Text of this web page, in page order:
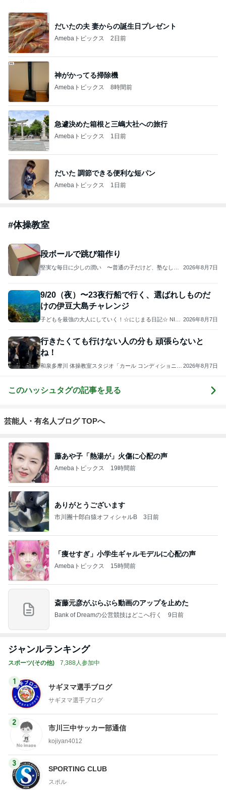
だいたの夫 妻からの誕生日プレゼント
Amebaトピックス 2日前
神がかってる掃除機
Amebaトピックス 8時間前
急遽決めた箱根と三嶋大社への旅行
Amebaトピックス 1日前
だいた 調節できる便利な短パン
Amebaトピックス 1日前
#体操教室
段ボールで跳び箱作り
堅実な毎日に少しの潤い 〜普通の子だけど、塾なしで
2026年8月7日
9/20（夜）〜23夜行船で行く、選ばれしものだ
けの伊豆大島チャレンジ
子どもを最強の大人にしていく！☆にじまる日記☆ NIJII
2026年8月7日
行きたくても行けない人の分も 頑張らないと
ね！
和泉多摩川 体操教室スタジオ「カール コンディショニン
2026年8月7日
このハッシュタグの記事を見る
芸能人・有名人ブログ TOPへ
藤あや子「熱湯が」火傷に心配の声
Amebaトピックス 19時間前
ありがとうございます
市川團十郎白猿オフィシャルB 3日前
「痩せすぎ」小学生ギャルモデルに心配の声
Amebaトピックス 15時間前
斎藤元彦がぶらぶら動画のアップを止めた
Bank of Dreamの公営競技はどこへ行く 9日前
ジャンルランキング
スポーツ(その他) 7,388人参加中
1
サギヌマ選手ブログ
サギヌマ選手ブログ
2
市川三中サッカー部通信
kojiyan4012
3
SPORTING CLUB
スポル